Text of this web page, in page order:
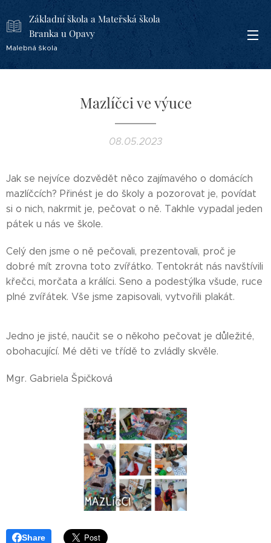
Základní škola a Mateřská škola
Branka u Opavy
Malebná škola
Mazlíčci ve výuce
08.05.2023
Jak se nejvíce dozvědět něco zajímavého o domácích
mazlíčcích? Přinést je do školy a pozorovat je, povídat
si o nich, nakrmit je, pečovat o ně. Takhle vypadal jeden
pátek u nás ve škole.
Celý den jsme o ně pečovali, prezentovali, proč je
dobré mít zrovna toto zvířátko. Tentokrát nás navštívili
křečci, morčata a králíci. Seno a podestýlka všude, ruce
plné zvířátek. Vše jsme zapisovali, vytvořili plakát.
Jedno je jisté, naučit se o někoho pečovat je důležité,
obohacující. Mé děti ve třídě to zvládly skvěle.
Mgr. Gabriela Špičková
Share